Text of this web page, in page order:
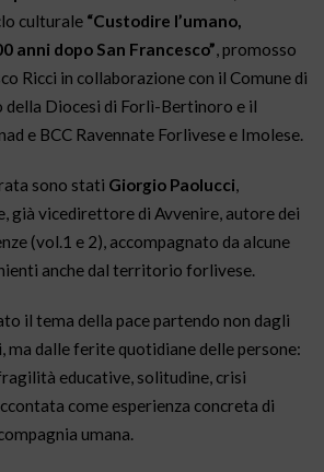
culturale “Custodire l’umano,
anni dopo San Francesco”, promosso
Ricci in collaborazione con il Comune di
della Diocesi di Forlì-Bertinoro e il
e BCC Ravennate Forlivese e Imolese.
sono stati Giorgio Paolucci,
già vicedirettore di Avvenire, autore dei
(vol.1 e 2), accompagnato da alcune
anche dal territorio forlivese.
il tema della pace partendo non dagli
ma dalle ferite quotidiane delle persone:
educative, solitudine, crisi
come esperienza concreta di
umana.